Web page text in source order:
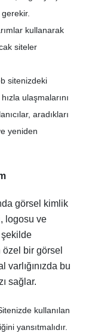
kullanarak
siteler
sitenizdeki
ulaşmalarını
aradıkları
yeniden
görsel kimlik
logosu ve
şekilde
bir görsel
varlığınızda bu
sağlar.
kullanılan
yansıtmalıdır.